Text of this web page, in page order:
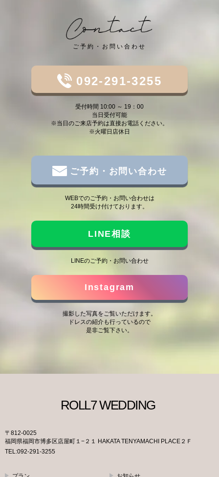
ご予約・お問い合わせ
092-291-3255
受付時間 10:00 ～ 19：00
当日受付可能
※当日のご来店予約は直接お電話ください。
※火曜日店休日
ご予約・お問い合わせ
WEBでのご予約・お問い合わせは
24時間受け付けております。
LINE相談
LINEのご予約・お問い合わせ
Instagram
撮影した写真をご覧いただけます。
ドレスの紹介も行っているので
是非ご覧下さい。
〒812-0025
福岡県福岡市博多区店屋町１−２１ HAKATA TENYAMACHI PLACE２Ｆ
TEL:092-291-3255